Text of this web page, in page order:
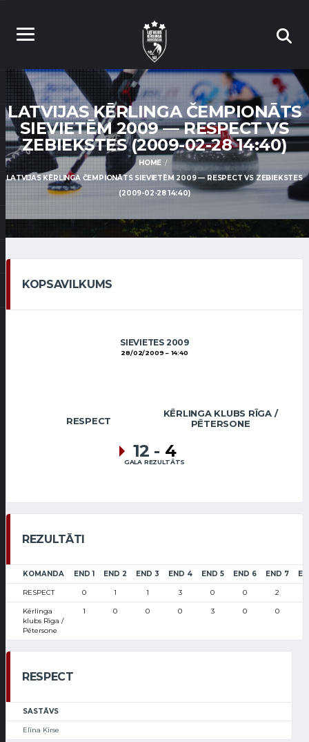
LATVIJAS KĒRLINGA ČEMPIONĀTS
SIEVIETĒM 2009 — RESPECT VS
ZEBIEKSTES (2009-02-28 14:40)
HOME
LATVIJAS KĒRLINGA ČEMPIONĀTS SIEVIETĒM 2009 — RESPECT VS ZEBIEKSTES
(2009-02-28 14:40)
KOPSAVILKUMS
SIEVIETES 2009
28/02/2009 14:40
RESPECT
KĒRLINGA KLUBS RĪGA /
PĒTERSONE
12 - 4
GALA REZULTĀTS
REZULTĀTI
KOMANDA END 1 END 2 END 3 END 4 END 5 END 6 END 7
RESPECT 0 1 1 3 0 0 2
Kērlinga
klubs Rīga /
Pētersone
1 0 0 0 3 0 0
RESPECT
SASTĀVS
Elīna Ķirse